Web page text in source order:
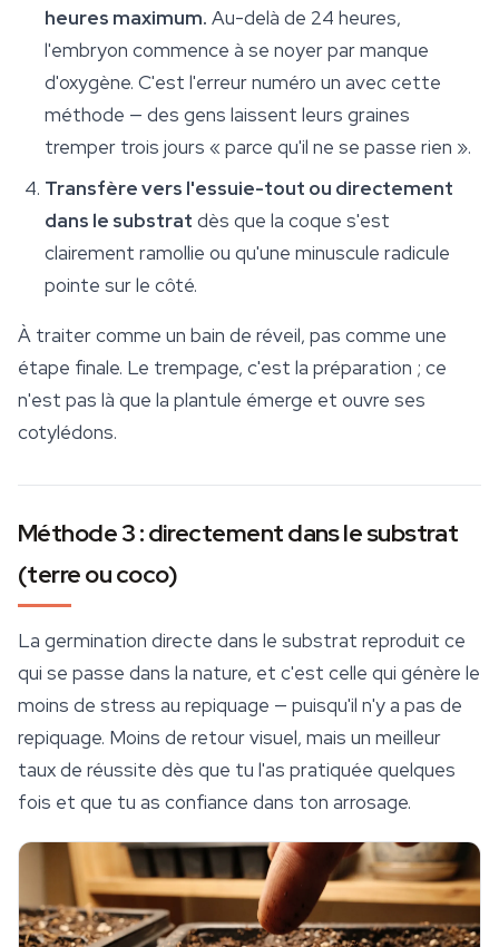
heures maximum. Au-delà de 24 heures,
l'embryon commence à se noyer par manque
d'oxygène. C'est l'erreur numéro un avec cette
méthode — des gens laissent leurs graines
tremper trois jours « parce qu'il ne se passe rien ».
Transfère vers l'essuie-tout ou directement
dans le substrat dès que la coque s'est
clairement ramollie ou qu'une minuscule radicule
pointe sur le côté.
À traiter comme un bain de réveil, pas comme une
étape finale. Le trempage, c'est la préparation ; ce
n'est pas là que la plantule émerge et ouvre ses
cotylédons.
Méthode 3 : directement dans le substrat
(terre ou coco)
La germination directe dans le substrat reproduit ce
qui se passe dans la nature, et c'est celle qui génère le
moins de stress au repiquage — puisqu'il n'y a pas de
repiquage. Moins de retour visuel, mais un meilleur
taux de réussite dès que tu l'as pratiquée quelques
fois et que tu as confiance dans ton arrosage.